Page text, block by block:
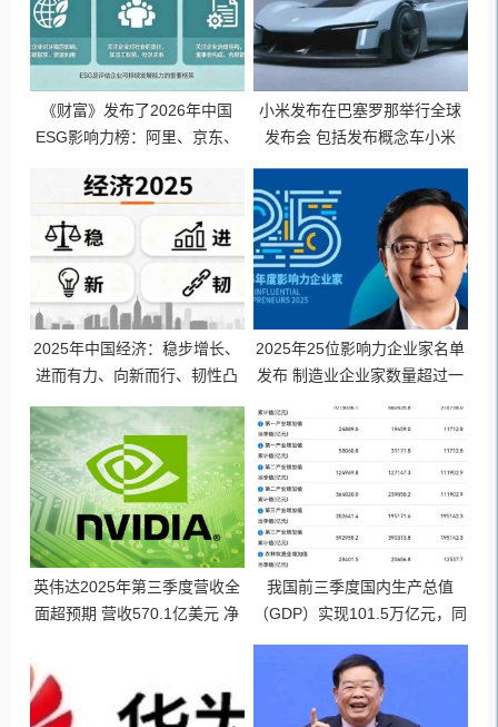
《财富》发布了2026年中国
ESG影响力榜：阿里、京东、
上榜
小米发布在巴塞罗那举行全球
发布会 包括发布概念车小米
VGT（Vision GT）概念超跑
2025年中国经济：稳步增长、
进而有力、向新而行、韧性凸
2025年25位影响力企业家名单
发布 制造业企业家数量超过一
英伟达2025年第三季度营收全
面超预期 营收570.1亿美元 净
我国前三季度国内生产总值
（GDP）实现101.5万亿元，同